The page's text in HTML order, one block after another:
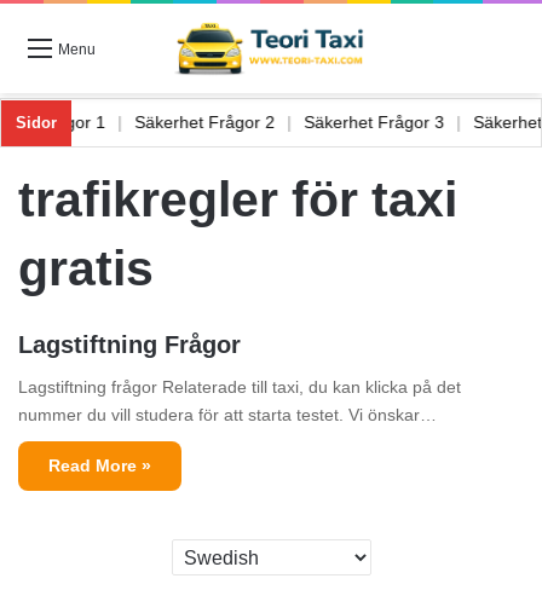
Menu
SidorFrågor 1 Säkerhet Frågor 2 Säkerhet Frågor 3
trafikregler för taxi
gratis
Lagstiftning Frågor
Lagstiftning frågor Relaterade till taxi, du kan klicka på det
nummer du vill studera för att starta testet. Vi önskar…
Read More »